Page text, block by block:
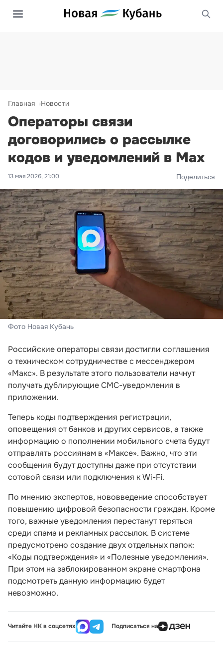
Главная Новости
Операторы связи
договорились о рассылке
кодов и уведомлений в Max
13 мая 2026, 21:00 Поделиться
Фото Новая Кубань
Российские операторы связи достигли соглашения
о техническом сотрудничестве с мессенджером
«Макс». В результате этого пользователи начнут
получать дублирующие СМС-уведомления в
приложении.
Теперь коды подтверждения регистрации,
оповещения от банков и других сервисов, а также
информацию о пополнении мобильного счета будут
отправлять россиянам в «Максе». Важно, что эти
сообщения будут доступны даже при отсутствии
сотовой связи или подключения к Wi-Fi.
По мнению экспертов, нововведение способствует
повышению цифровой безопасности граждан. Кроме
того, важные уведомления перестанут теряться
среди спама и рекламных рассылок. В системе
предусмотрено создание двух отдельных папок:
«Коды подтверждения» и «Полезные уведомления».
При этом на заблокированном экране смартфона
подсмотреть данную информацию будет
невозможно.
Читайте НК в соцсетях Подписаться на